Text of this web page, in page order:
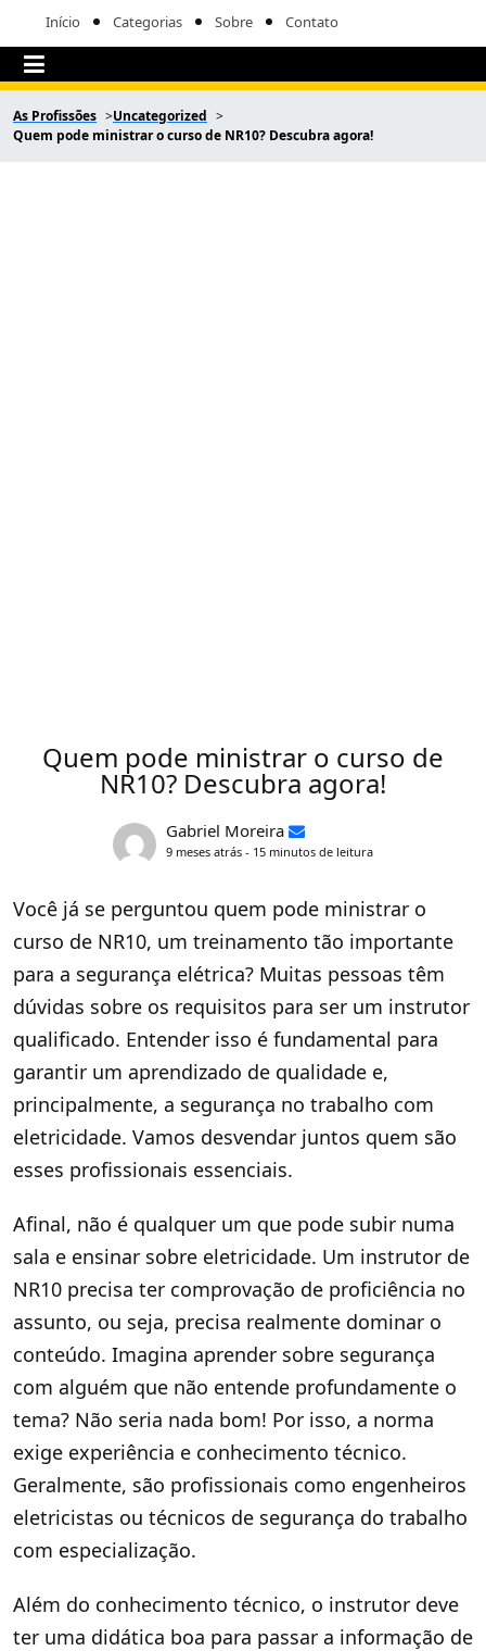
Início Categorias Sobre Contato
As Profissões
Uncategorized
Quem pode ministrar o curso de NR10? Descubra agora!
Quem pode ministrar o curso de
NR10? Descubra agora!
Gabriel Moreira
9 meses atrás - 15 minutos de leitura
Você já se perguntou quem pode ministrar o
curso de NR10, um treinamento tão importante
para a segurança elétrica? Muitas pessoas têm
dúvidas sobre os requisitos para ser um instrutor
qualificado. Entender isso é fundamental para
garantir um aprendizado de qualidade e,
principalmente, a segurança no trabalho com
eletricidade. Vamos desvendar juntos quem são
esses profissionais essenciais.
Afinal, não é qualquer um que pode subir numa
sala e ensinar sobre eletricidade. Um instrutor de
NR10 precisa ter comprovação de proficiência no
assunto, ou seja, precisa realmente dominar o
conteúdo. Imagina aprender sobre segurança
com alguém que não entende profundamente o
tema? Não seria nada bom! Por isso, a norma
exige experiência e conhecimento técnico.
Geralmente, são profissionais como engenheiros
eletricistas ou técnicos de segurança do trabalho
com especialização.
Além do conhecimento técnico, o instrutor deve
ter uma didática boa para passar a informação de